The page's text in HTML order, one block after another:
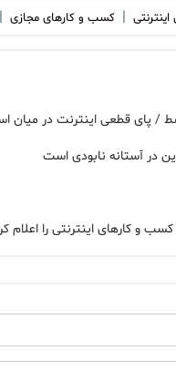
| کسب و کارهای مجازی |
در آستانه نابودی است
و کارهای اینترنتی را اعلام